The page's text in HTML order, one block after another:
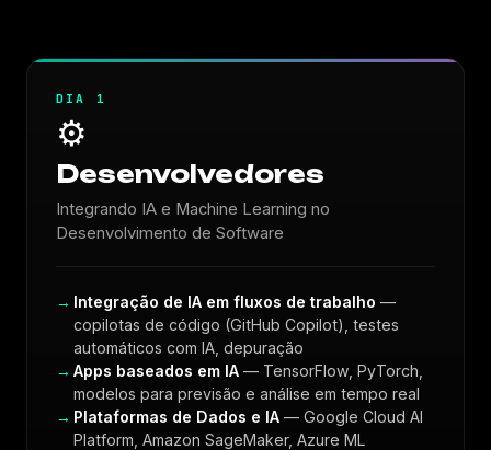
Imprensa
DIA 1
⚙️
Desenvolvedores
Integrando IA e Machine Learning no
Desenvolvimento de Software
Integração de IA em fluxos de trabalho —
copilotas de código (GitHub Copilot), testes
automáticos com IA, depuração
Apps baseados em IA— TensorFlow, PyTorch,
modelos para previsão e análise em tempo real
Plataformas de Dados e IA— Google Cloud AI
Platform, Amazon SageMaker, Azure ML